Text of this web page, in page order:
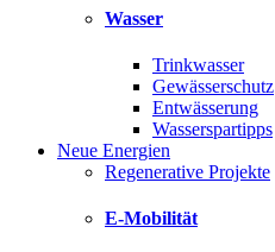
Wasser
Trinkwasser
Gewässerschutz
Entwässerung
Wasserspartipps
Neue Energien
Regenerative Projekte
E-Mobilität